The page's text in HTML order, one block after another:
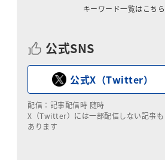
キーワード一覧はこちら
公式SNS
公式X（Twitter）
配信：記事配信時 随時
X（Twitter）には一部配信しない記事も
あります